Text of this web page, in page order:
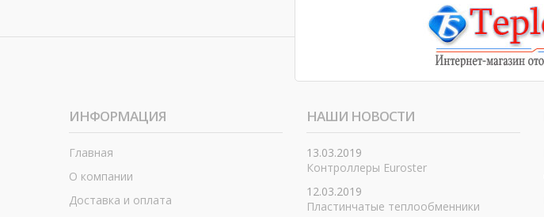
ИНФОРМАЦИЯ
Главная
О компании
Доставка и оплата
НАШИ НОВОСТИ
13.03.2019
Контроллеры Euroster
12.03.2019
Пластинчатые теплообменники